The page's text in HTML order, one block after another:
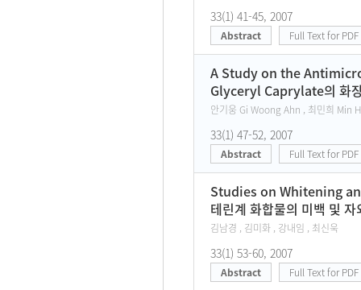
33(1) 41-45, 2007
Abstract Full Text for PDF
A Study on the
Glyceryl Caprylate의 화
안기웅 Gi Woong Ahn , 최민희 Min
33(1) 47-52, 2007
Abstract Full Text for PDF
Studies on Whitening
테린계 화합물의 미백 및
김남경 , 김미화 , 강내임 , 최신욱
33(1) 53-60, 2007
Abstract Full Text for PDF